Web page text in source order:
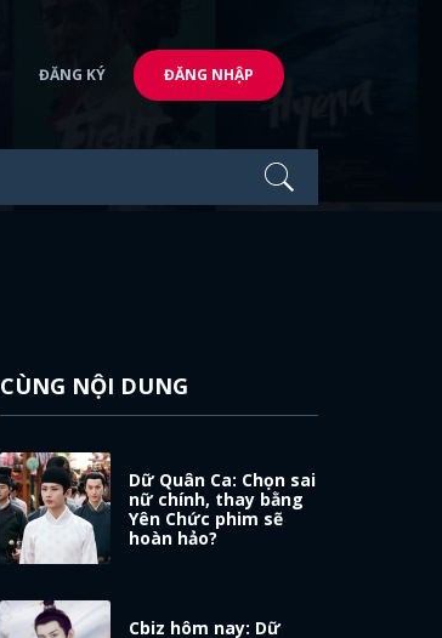
ĐĂNG KÝ ĐĂNG NHẬP
CÙNG NỘI DUNG
Dữ Quân Ca: Chọn sai
nữ chính, thay bằng
Yên Chức phim sẽ
hoàn hảo?
Cbiz hôm nay: Dữ